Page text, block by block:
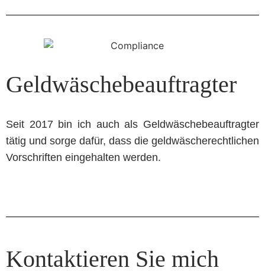
Geldwäschebeauftragter
Seit 2017 bin ich auch als Geldwäschebeauftragter
tätig und sorge dafür, dass die geldwäscherechtlichen
Vorschriften eingehalten werden.
Kontaktieren Sie mich